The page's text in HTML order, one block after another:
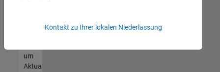
unseres
um
Aktualisierungen
Kontakt zu Ihrer lokalen Niederlassung